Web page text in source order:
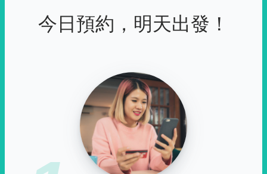
今日預約，明天出發！